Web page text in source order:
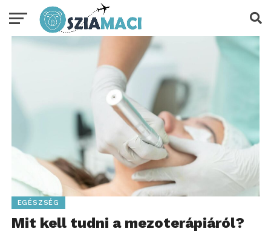
EGÉSZSÉG
Mit kell tudni a mezoterápiáról?